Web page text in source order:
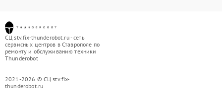
СЦ stv.fix-thunderobot.ru - сеть
сервисных центров в Ставрополе по
ремонту и обслуживанию техники
Thunderobot
2021-2026 © СЦ stv.fix-
thunderobot.ru